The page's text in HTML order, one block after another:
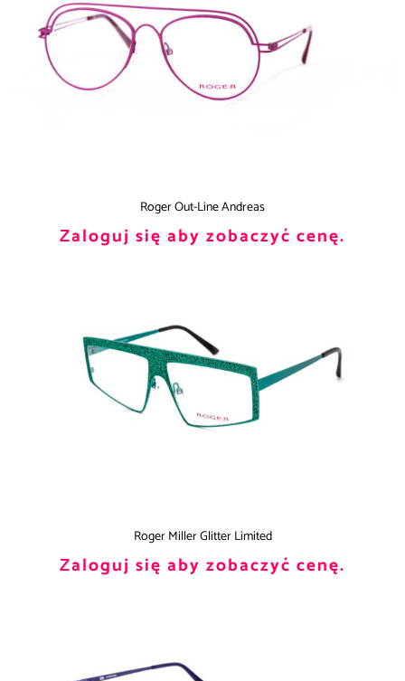
Roger Out-Line Andreas
Zaloguj się aby zobaczyć cenę.
Roger Miller Glitter Limited
Zaloguj się aby zobaczyć cenę.